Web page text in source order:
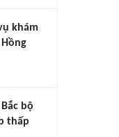
khám
bộ
thấp